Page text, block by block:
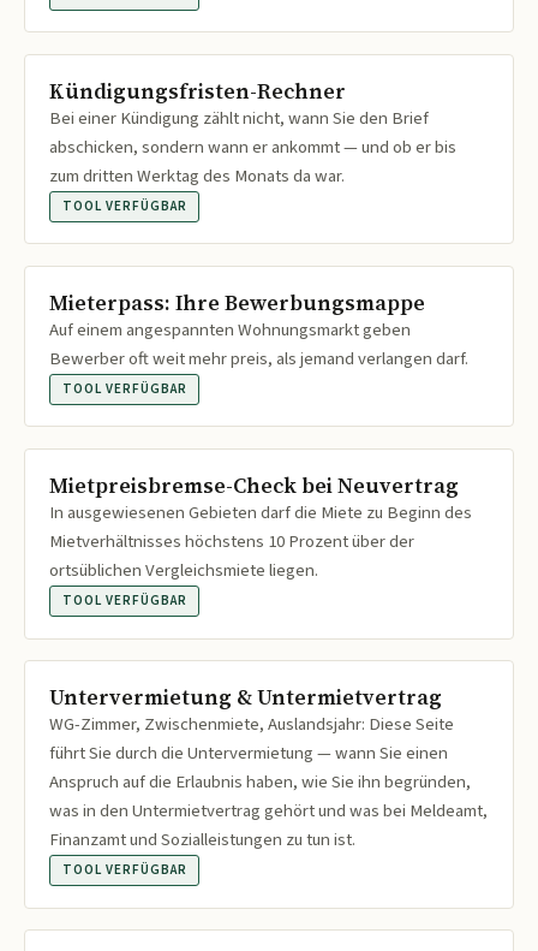
Kündigungsfristen-Rechner
Bei einer Kündigung zählt nicht, wann Sie den Brief
abschicken, sondern wann er ankommt — und ob er bis
zum dritten Werktag des Monats da war.
TOOL VERFÜGBAR
Mieterpass: Ihre Bewerbungsmappe
Auf einem angespannten Wohnungsmarkt geben
Bewerber oft weit mehr preis, als jemand verlangen darf.
TOOL VERFÜGBAR
Mietpreisbremse-Check bei Neuvertrag
In ausgewiesenen Gebieten darf die Miete zu Beginn des
Mietverhältnisses höchstens 10 Prozent über der
ortsüblichen Vergleichsmiete liegen.
TOOL VERFÜGBAR
Untervermietung & Untermietvertrag
WG-Zimmer, Zwischenmiete, Auslandsjahr: Diese Seite
führt Sie durch die Untervermietung — wann Sie einen
Anspruch auf die Erlaubnis haben, wie Sie ihn begründen,
was in den Untermietvertrag gehört und was bei Meldeamt,
Finanzamt und Sozialleistungen zu tun ist.
TOOL VERFÜGBAR